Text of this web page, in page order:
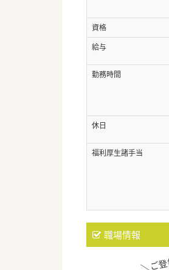
資格
給与
勤務時間
休日
福利厚生諸手当
職場情報